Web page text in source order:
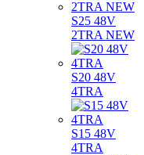
S25 48V
2TRA NEW
S20 48V
4TRA
S15 48V
4TRA